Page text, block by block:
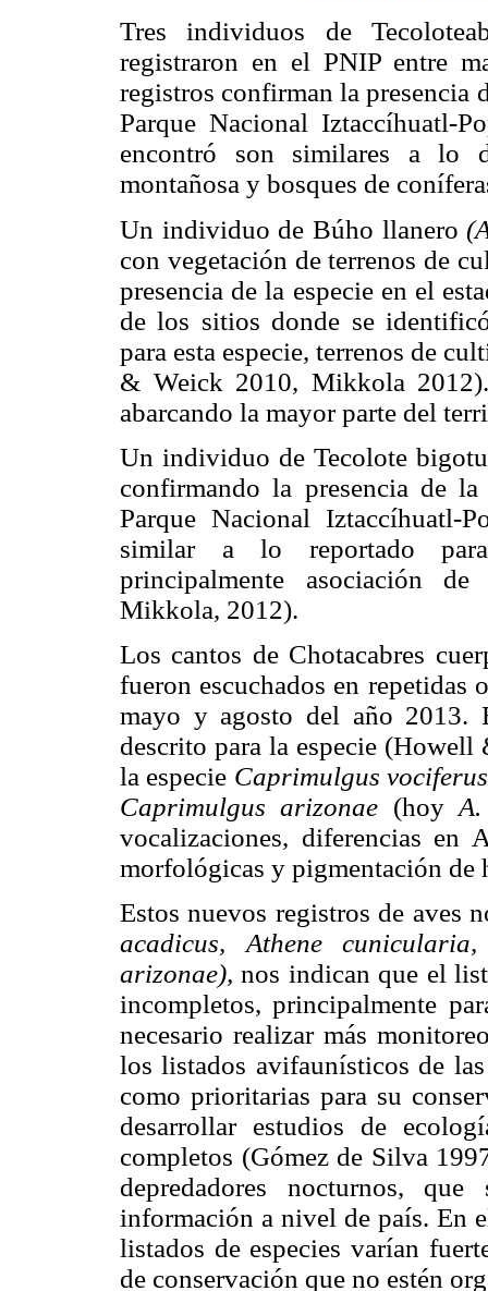
Tres individuos de
registraron en el PNIP entre
registros confirman la presencia
Parque Nacional Iztaccíhuatl-
encontró son similares a lo
montañosa y bosques de
Un individuo de Búho llanero
con vegetación de terrenos de
presencia de la especie en el
de los sitios donde se
para esta especie, terrenos de
& Weick 2010, Mikkola
abarcando la mayor parte del
Un individuo de Tecolote
confirmando la presencia de
Parque Nacional Iztaccíhuatl-
similar a lo reportado para
principalmente asociación
Mikkola, 2012).
Los cantos de Chotacabres
fueron escuchados en repetidas
mayo y agosto del año 2013.
descrito para la especie
la especie Caprimulgus vociferus
Caprimulgus arizonae (hoy
vocalizaciones, diferencias en
morfológicas y pigmentación de
Estos nuevos registros de aves
acadicus, Athene
arizonae), nos indican que el
incompletos, principalmente
necesario realizar más
los listados avifaunísticos de
como prioritarias para su
desarrollar estudios de
completos (Gómez de Silva
depredadores nocturnos,
información a nivel de país. En
listados de especies varían
de conservación que no estén